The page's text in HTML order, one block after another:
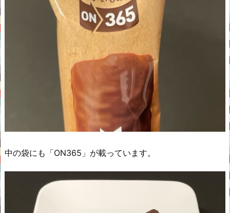
中の袋にも「ON365」が載っています。